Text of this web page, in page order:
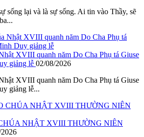
sống lại và là sự sống. Ai tin vào Thầy, sẽ
XVIII quanh năm Do Cha Phụ tá Giuse
giảng lễ 02/08/2026
XVIII quanh năm Do Cha Phụ tá Giuse
giảng lễ...
NHẬT XVIII THƯỜNG NIÊN